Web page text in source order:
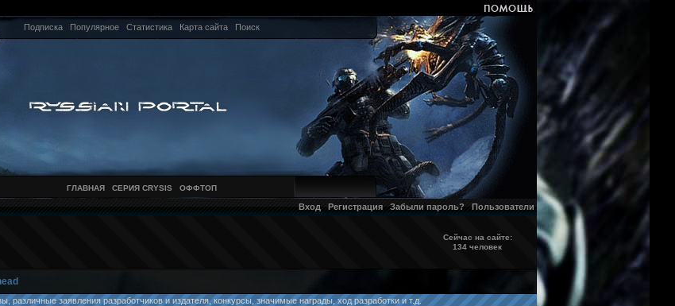
Подписка Популярное Статистика Карта сайта Поиск
ГЛАВНАЯ СЕРИЯ CRYSIS ОФФТОП
Вход Регистрация Забыли пароль? Пользователи
Сейчас на сайте:
134 человек
заявления разработчиков и издателя, конкурсы, значимые награды, ход разработки и т.д.